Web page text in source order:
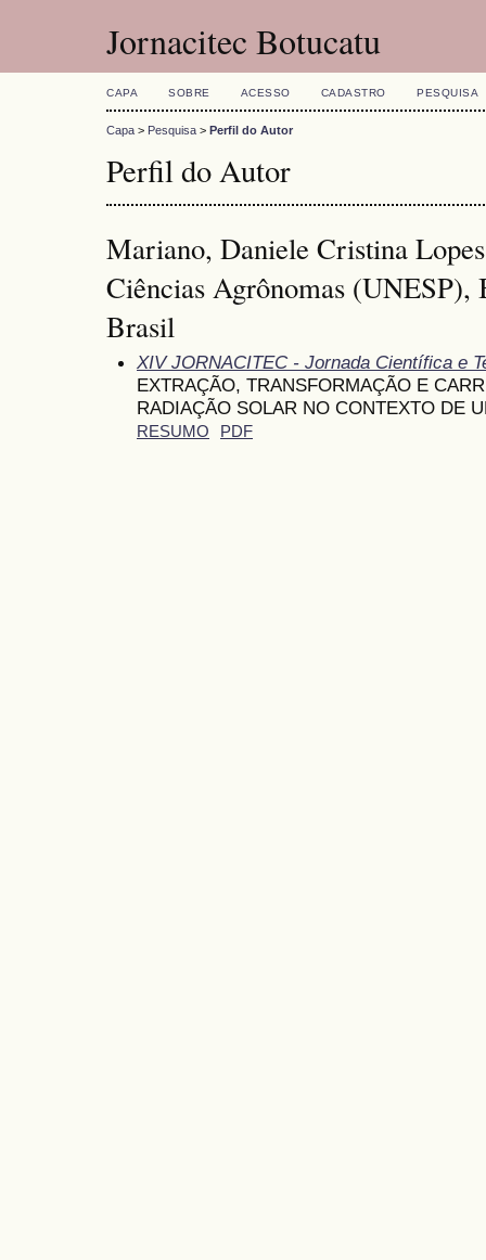
Jornacitec Botucatu
CAPA SOBRE ACESSO CADASTRO PESQUISA
Capa > Pesquisa > Perfil do Autor
Perfil do Autor
Mariano, Daniele Cristina
Ciências Agrônomas (UNESP),
Brasil
XIV JORNACITEC - Jornada Científica e
EXTRAÇÃO, TRANSFORMAÇÃO E
RADIAÇÃO SOLAR NO CONTEXTO DE
RESUMO PDF